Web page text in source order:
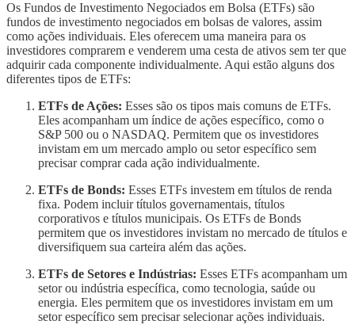
Os Fundos de Investimento Negociados em Bolsa (ETFs) são
fundos de investimento negociados em bolsas de valores, assim
como ações individuais. Eles oferecem uma maneira para os
investidores comprarem e venderem uma cesta de ativos sem ter que
adquirir cada componente individualmente. Aqui estão alguns dos
diferentes tipos de ETFs:
ETFs de Ações: Esses são os tipos mais comuns de ETFs.
Eles acompanham um índice de ações específico, como o
S&P 500 ou o NASDAQ. Permitem que os investidores
invistam em um mercado amplo ou setor específico sem
precisar comprar cada ação individualmente.
ETFs de Bonds: Esses ETFs investem em títulos de renda
fixa. Podem incluir títulos governamentais, títulos
corporativos e títulos municipais. Os ETFs de Bonds
permitem que os investidores invistam no mercado de títulos e
diversifiquem sua carteira além das ações.
ETFs de Setores e Indústrias: Esses ETFs acompanham um
setor ou indústria específica, como tecnologia, saúde ou
energia. Eles permitem que os investidores invistam em um
setor específico sem precisar selecionar ações individuais.